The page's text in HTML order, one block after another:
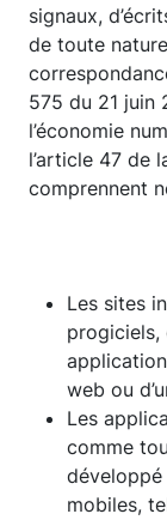
signaux,
de toute
575 du 21 juin
l’économie
l’article 47 de
comprennent
Les sites
progiciels,
web ou
Les
comme
développé
mobiles,